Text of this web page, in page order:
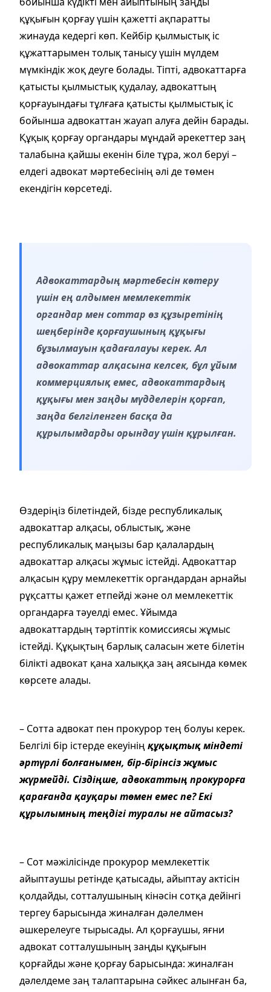
құқығын қорғау үшін қажетті ақпаратты
жинауда кедергі көп. Кейбір қылмыстық іс
құжаттарымен толық танысу үшін мүлдем
мүмкіндік жоқ деуге болады. Тіпті, адвокаттарға
қатысты қылмыстық қудалау, адвокаттың
қорғауындағы тұлғаға қатысты қылмыстық іс
бойынша адвокаттан жауап алуға дейін барады.
Құқық қорғау органдары мұндай әрекеттер заң
талабына қайшы екенін біле тұра, жол беруі –
елдегі адвокат мәртебесінің әлі де төмен
екендігін көрсетеді.
Адвокаттардың мәртебесін көтеру
үшін ең алдымен мемлекеттік
органдар мен соттар өз құзыретінің
шеңберінде қорғаушының құқығы
бұзылмауын қадағалауы керек. Ал
адвокаттар алқасына келсек, бұл ұйым
коммерциялық емес, адвокаттардың
құқығы мен заңды мүдделерін қорғап,
заңда белгіленген басқа да
құрылымдарды орындау үшін құрылған.
Өздеріңіз білетіндей, бізде республикалық
адвокаттар алқасы, облыстық, және
республикалық маңызы бар қалалардың
адвокаттар алқасы жұмыс істейді. Адвокаттар
алқасын құру мемлекеттік органдардан арнайы
рұқсатты қажет етпейді және ол мемлекеттік
органдарға тәуелді емес. Ұйымда
адвокаттардың тәртіптік комиссиясы жұмыс
істейді. Құқықтың барлық саласын жете білетін
білікті адвокат қана халыққа заң аясында көмек
көрсете алады.
– Сотта адвокат пен прокурор тең болуы керек.
Белгілі бір істерде екеуініңқұқықтық міндеті
әртүрлі болғанымен, бір-бірінсіз жұмыс
жүрмейді. Сіздіңше, адвокаттың прокурорға
қарағанда қауқары төмен емес пе? Екі
құрылымның теңдігі туралы не айтасыз?
– Сот мәжілісінде прокурор мемлекеттік
айыптаушы ретінде қатысады, айыптау актісін
қолдайды, сотталушының кінәсін сотқа дейінгі
тергеу барысында жиналған дәлелмен
әшкерелеуге тырысады. Ал қорғаушы, яғни
адвокат сотталушының заңды құқығын
қорғайды және қорғау барысында: жиналған
дәлелдеме заң талаптарына сәйкес алынған ба,